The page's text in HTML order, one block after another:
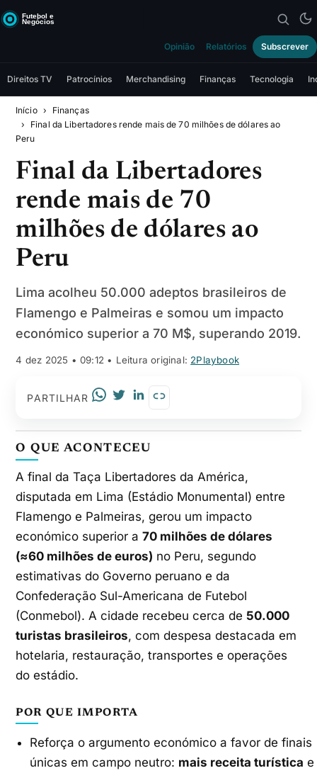
Opinião Relatórios Subscrever
Direitos TV Patrocínios Merchandising Finanças Tecnologia
Início
Finanças
Final da Libertadores rende mais de 70 milhões de dólares ao
Peru
Final da Libertadores
rende mais de 70
milhões de dólares ao
Peru
Lima acolheu 50.000 adeptos brasileiros de
Flamengo e Palmeiras e somou um impacto
económico superior a 70 M$, superando 2019.
4 dez 2025 • 09:12 • Leitura original: 2Playbook
PARTILHAR
O QUE ACONTECEU
A final da Taça Libertadores da América,
disputada em Lima (Estádio Monumental) entre
Flamengo e Palmeiras, gerou um impacto
económico superior a70 milhões de dólares
(≈60 milhões de euros) no Peru, segundo
estimativas do Governo peruano e da
Confederação Sul-Americana de Futebol
(Conmebol). A cidade recebeu cerca de 50.000
turistas brasileiros, com despesa destacada em
hotelaria, restauração, transportes e operações
do estádio.
POR QUE IMPORTA
Reforça o argumento económico a favor de finais
únicas em campo neutro: mais receita turística e